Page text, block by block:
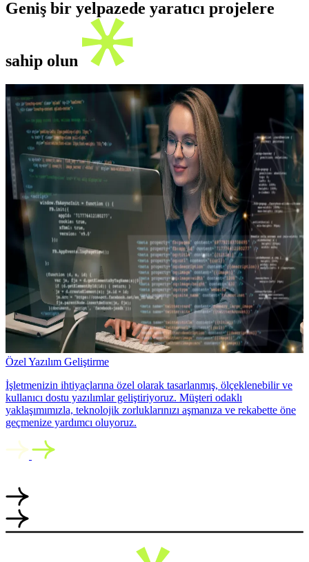
Geniş bir yelpazede yaratıcı projelere
sahip olun
Özel Yazılım Geliştirme
İşletmenizin ihtiyaçlarına özel olarak tasarlanmış, ölçeklenebilir ve
kullanıcı dostu yazılımlar geliştiriyoruz. Müşteri odaklı
yaklaşımımızla, teknolojik zorluklarınızı aşmanıza ve rekabette öne
geçmenize yardımcı oluyoruz.